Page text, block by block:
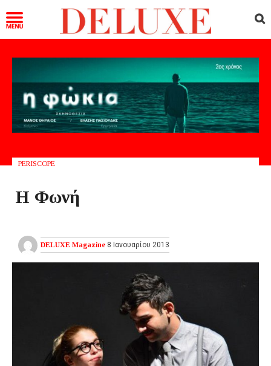
PERISCOPE
Η Φωνή
DELUXE Magazine 8 Ιανουαρίου 2013